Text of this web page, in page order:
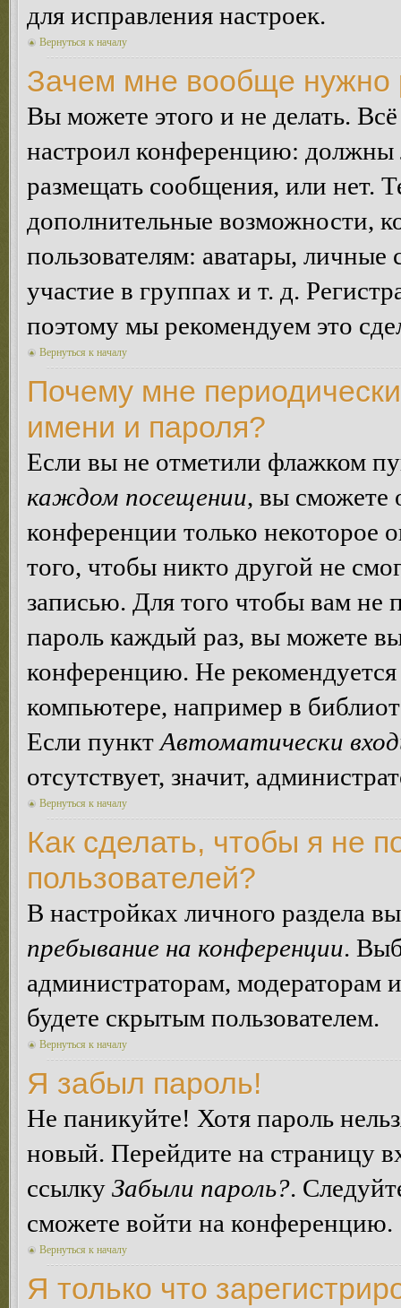
для исправления настроек.
Вернуться к началу
Зачем мне вообще нужно
Вы можете этого и не делать.
настроил конференцию: должны
размещать сообщения, или нет.
дополнительные возможности,
пользователям: аватары,
участие в группах и т. д.
поэтому мы рекомендуем это
Вернуться к началу
Почему мне
имени и пароля?
Если вы не отметили флажком
каждом посещении, вы сможете
конференции только некоторое
того, чтобы никто другой не
записью. Для того чтобы вам не
пароль каждый раз, вы можете
конференцию. Не
компьютере, например в
Если пункт Автоматически
отсутствует, значит,
Вернуться к началу
Как сделать, чтобы я не
пользователей?
В настройках личного раздела
пребывание на конференции.
администраторам, модераторам
будете скрытым пользователем.
Вернуться к началу
Я забыл пароль!
Не паникуйте! Хотя пароль
новый. Перейдите на страницу
ссылку Забыли пароль?.
сможете войти на конференцию.
Вернуться к началу
Я только что